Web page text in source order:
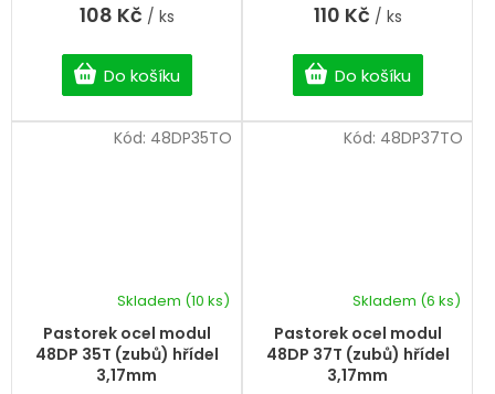
108 Kč / ks
Do košíku
110 Kč / ks
Do košíku
Pastorek ocel modul
48DP 35T (zubů) hřídel
3,17mm
Skladem (10 ks)
Kód: 48DP35TO
Pastorek ocel modul
48DP 37T (zubů) hřídel
3,17mm
Skladem (6 ks)
Kód: 48DP37TO